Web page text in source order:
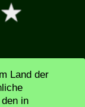
Land der
in